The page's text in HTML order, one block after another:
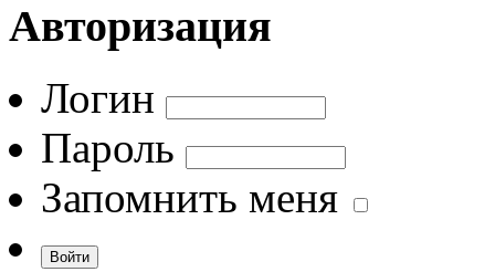
Авторизация
Логин
Пароль
Запомнить меня